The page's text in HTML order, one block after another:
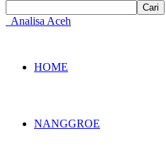
Analisa Aceh
HOME
NANGGROE